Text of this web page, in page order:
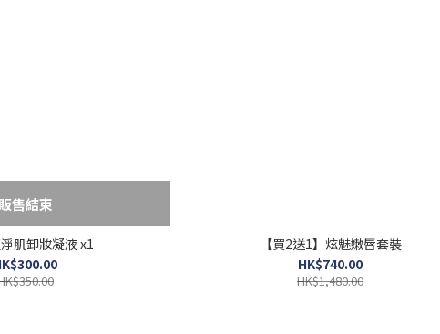
販售結束
肌卸妝凝液 x1
【買2送1】炫魅嫩唇套裝
HK$740.00
HK$1,480.00